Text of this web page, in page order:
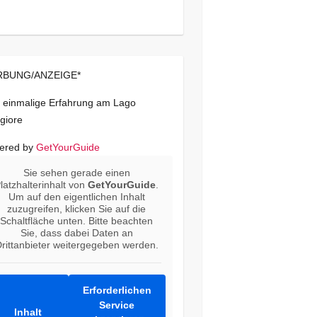
ANZEIGE*
einmalige Erfahrung am Lago
by GetYourGuide
Sie sehen gerade einen
vonGetYourGuide
Um auf den eigentlichen Inhalt
zuzugreifen, klicken Sie auf die
Schaltfläche unten. Bitte beachten
Sie, dass dabei Daten an
weitergegeben werden.
Inhalt
Erforderlichen
Service